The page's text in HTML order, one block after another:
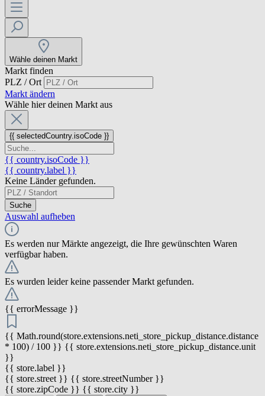
Wähle deinen Markt
Markt finden
PLZ / Ort
Markt ändern
Wähle hier deinen Markt aus
{{ selectedCountry.isoCode }}
{{ country.isoCode }}
{{ country.label }}
Keine Länder gefunden.
Suche
Auswahl aufheben
Es werden nur Märkte angezeigt, die Ihre gewünschten Waren
verfügbar haben.
Es wurden leider keine passender Markt gefunden.
{{ errorMessage }}
{{ Math.round(store.extensions.neti_store_pickup_distance.distance
* 100) / 100 }} {{ store.extensions.neti_store_pickup_distance.unit
}}
{{ store.label }}
{{ store.street }} {{ store.streetNumber }}
{{ store.zipCode }} {{ store.city }}